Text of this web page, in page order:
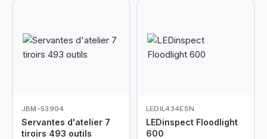
JBM-53904
Servantes d'atelier 7
tiroirs 493 outils
LEDIL434ESN
LEDinspect Floodlight
600